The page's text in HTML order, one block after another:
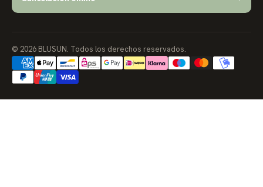
© 2026 BLUSUN. Todos los derechos reservados.